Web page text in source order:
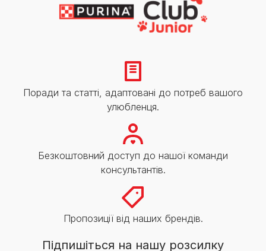
Поради та статті, адаптовані до потреб вашого
улюбленця.
Безкоштовний доступ до нашої команди
консультантів.
Пропозиції від наших брендів.
Підпишіться на нашу розсилку